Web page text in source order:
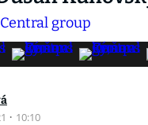
· 10:10